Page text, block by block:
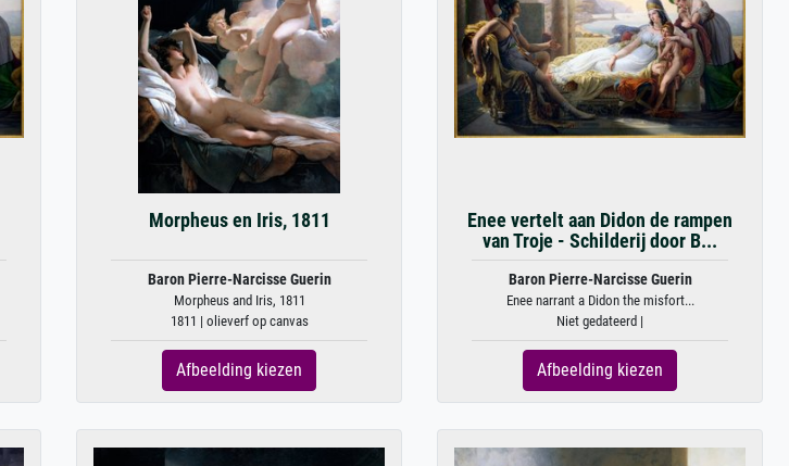
Morpheus en Iris, 1811
Baron Pierre-Narcisse Guerin
Morpheus and Iris, 1811
1811 | olieverf op canvas
Afbeelding kiezen
Enee vertelt aan Didon de rampen
van Troje - Schilderij door B...
Baron Pierre-Narcisse Guerin
Enee narrant a Didon the misfort...
Niet gedateerd |
Afbeelding kiezen